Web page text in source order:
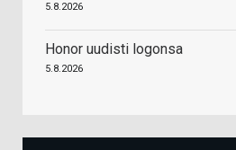
5.8.2026
Honor uudisti logonsa
5.8.2026